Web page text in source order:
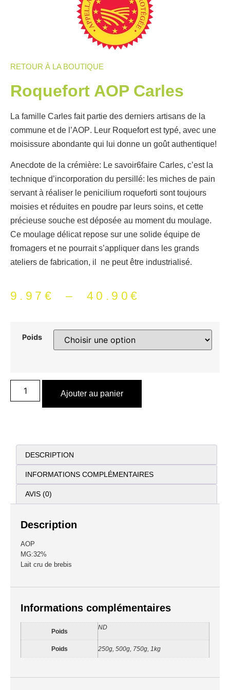
RETOUR À LA BOUTIQUE
Roquefort AOP Carles
La famille Carles fait partie des derniers artisans de la
commune et de l’AOP. Leur Roquefortest typé, avec une
moisissure abondante qui lui donne un goût authentique!
Anecdote de la crémière: Le savoir6faire Carles, c’est la
technique d’incorporation du persillé: les miches de pain
servant à réaliser le penicilium roqueforti sont toujours
moisies et réduites en poudre par leurs soins, et cette
précieuse souche est déposée au moment du moulage.
Ce moulage délicat repose sur une solide équipe de
fromagers et ne pourrait s’appliquer dans les grands
ateliers de fabrication, il ne peut être industrialisé.
9.97 € – 40.90€
Poids
Ajouter au panier
DESCRIPTION
INFORMATIONS COMPLÉMENTAIRES
AVIS (0)
Description
AOP
MG:32%
Lait cru de brebis
Informations complémentaires
Poids
ND
Poids 250g, 500g, 750g, 1kg